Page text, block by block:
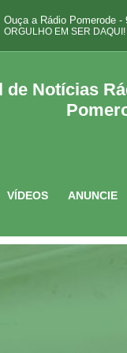
Ouça a Rádio Pomerode -
ORGULHO EM SER DAQUI!
de Notícias
VÍDEOS ANUNCIE